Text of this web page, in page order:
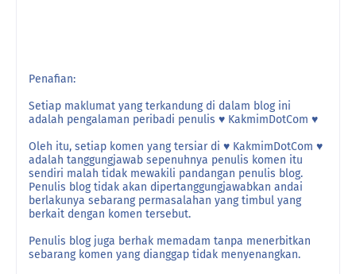
Penafian:
Setiap maklumat yang terkandung di dalam blog ini
adalah pengalaman peribadi penulis ♥ KakmimDotCom ♥
Oleh itu, setiap komen yang tersiar di ♥ KakmimDotCom ♥
adalah tanggungjawab sepenuhnya penulis komen itu
sendiri malah tidak mewakili pandangan penulis blog.
Penulis blog tidak akan dipertanggungjawabkan andai
berlakunya sebarang permasalahan yang timbul yang
berkait dengan komen tersebut.
Penulis blog juga berhak memadam tanpa menerbitkan
sebarang komen yang dianggap tidak menyenangkan.